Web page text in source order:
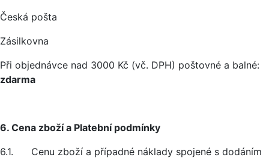
Česká pošta
Zásilkovna
Při objednávce nad 3000 Kč (vč. DPH) poštovné a balné:
zdarma
6. Cena zboží a Platební podmínky
6.1. Cenu zboží a případné náklady spojené s dodáním